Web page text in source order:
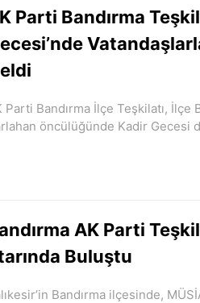
Parti Bandırma
Parti Bandırma İlçe Teşkilatı, İlçe
öncülüğünde Kadir Gecesi
AK Parti
Buluştu
Bandırma ilçesinde,